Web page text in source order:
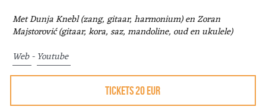
Met Dunja Knebl (zang, gitaar, harmonium) en Zoran
Majstorović (gitaar, kora, saz, mandoline, oud en ukulele)
Web - Youtube
TICKETS 20 EUR